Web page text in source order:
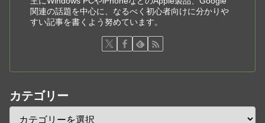
関連の話題を中心に、なるべく初心者向けに分かりや
すい記事を書くよう努めています。
カテゴリー